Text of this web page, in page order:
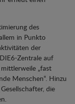
des
in Punkto
der
Zentrale auf
„fast
Menschen“. Hinzu
die